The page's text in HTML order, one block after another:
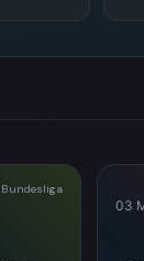
Bundesliga
03